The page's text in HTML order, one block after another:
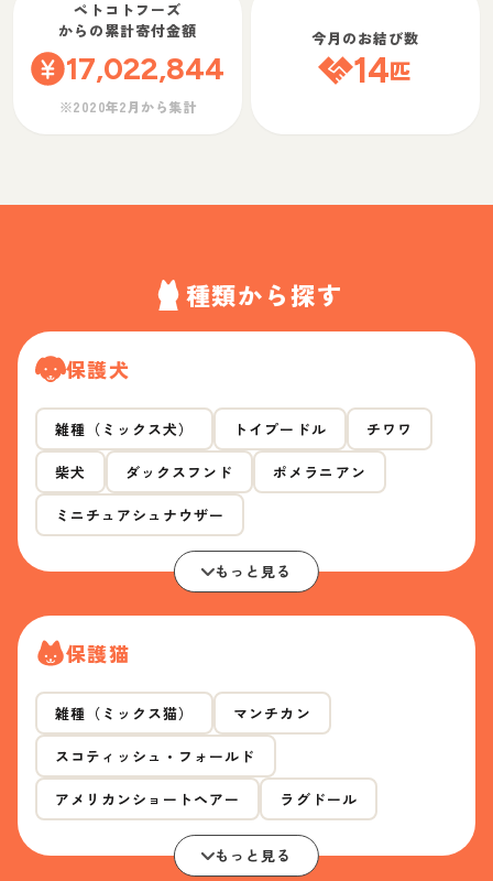
ペトコトフーズ
からの累計寄付金額
17,022,844
※2020年2月から集計
今月のお結び数
14匹
種類から探す
保護犬
雑種（ミックス犬） トイプードル チワワ
柴犬 ダックスフンド ポメラニアン
ミニチュアシュナウザー
もっと見る
保護猫
雑種（ミックス猫） マンチカン
スコティッシュ・フォールド
アメリカンショートヘアー ラグドール
もっと見る